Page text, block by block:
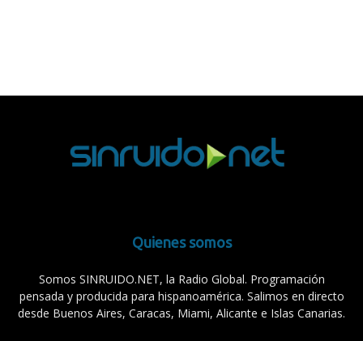
Quienes somos
Somos SINRUIDO.NET, la Radio Global. Programación
pensada y producida para hispanoamérica. Salimos en directo
desde Buenos Aires, Caracas, Miami, Alicante e Islas Canarias.